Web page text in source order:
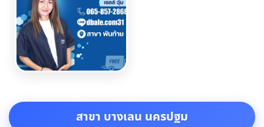
สาขา บางเลน นครปฐม